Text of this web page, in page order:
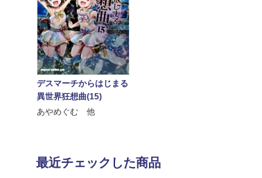
デスマーチからはじまる
異世界狂想曲(15)
あやめぐむ 他
最近チェックした商品